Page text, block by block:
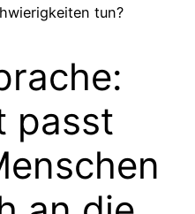
tun?
passt